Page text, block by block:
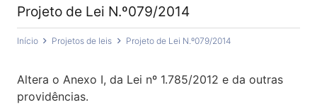
Projeto de Lei N.º079/2014
Início Projetos de leis Projeto de Lei N.º079/2014
Altera o Anexo I, da Lei nº 1.785/2012 e da outras
providências.